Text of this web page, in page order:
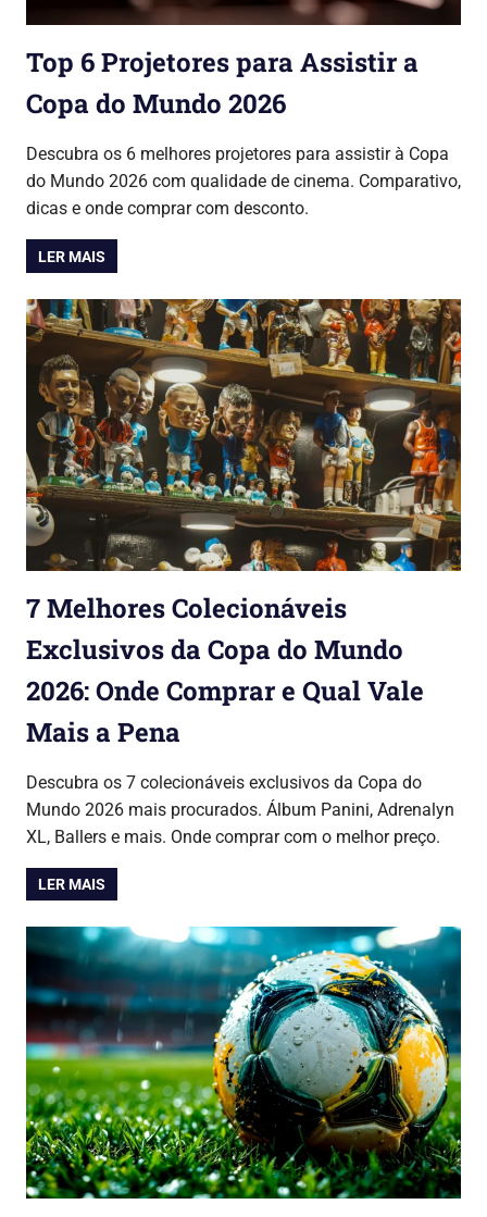
Top 6 Projetores para Assistir a
Copa do Mundo 2026
Descubra os 6 melhores projetores para assistir à Copa
do Mundo 2026 com qualidade de cinema. Comparativo,
dicas e onde comprar com desconto.
LER MAIS
7 Melhores Colecionáveis
Exclusivos da Copa do Mundo
2026: Onde Comprar e Qual Vale
Mais a Pena
Descubra os 7 colecionáveis exclusivos da Copa do
Mundo 2026 mais procurados. Álbum Panini, Adrenalyn
XL, Ballers e mais. Onde comprar com o melhor preço.
LER MAIS